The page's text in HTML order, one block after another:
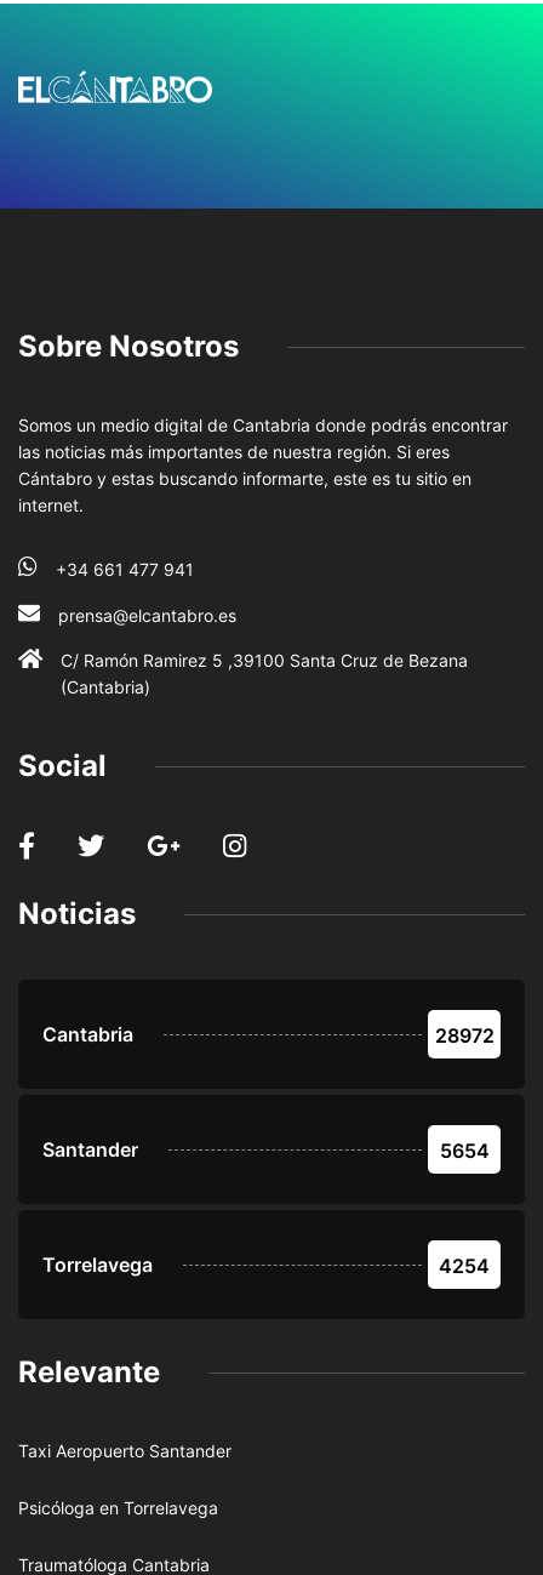
Sobre Nosotros
Somos un medio digital de Cantabria donde podrás encontrar
las noticias más importantes de nuestra región. Si eres
Cántabro y estas buscando informarte, este es tu sitio en
internet.
+34 661 477 941
prensa@elcantabro.es
C/ Ramón Ramirez 5 ,39100 Santa Cruz de Bezana
(Cantabria)
Social
Noticias
Cantabria 28972
Santander 5654
Torrelavega 4254
Relevante
Taxi Aeropuerto Santander
Psicóloga en Torrelavega
Traumatóloga Cantabria